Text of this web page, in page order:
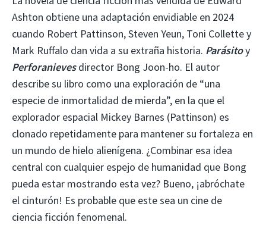
Ashton obtiene una adaptación envidiable en 2024
cuando Robert Pattinson, Steven Yeun, Toni Collette y
Mark Ruffalo dan vida a su extraña historia. Parásitoy
Perforanievesdirector Bong Joon-ho. El autor
describe su libro como una exploración de “una
especie de inmortalidad de mierda”, en la que el
explorador espacial Mickey Barnes (Pattinson) es
clonado repetidamente para mantener su fortaleza en
un mundo de hielo alienígena. ¿Combinar esa idea
central con cualquier espejo de humanidad que Bong
pueda estar mostrando esta vez? Bueno, ¡abróchate
el cinturón! Es probable que este sea un cine de
ciencia ficción fenomenal.